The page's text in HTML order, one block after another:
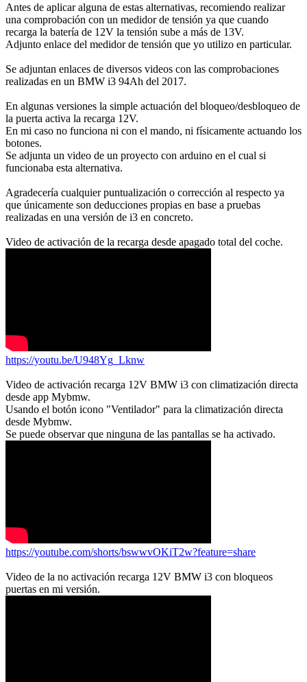
Antes de aplicar alguna de estas alternativas, recomiendo realizar
una comprobación con un medidor de tensión ya que cuando
recarga la batería de 12V la tensión sube a más de 13V.
Adjunto enlace del medidor de tensión que yo utilizo en particular.
Se adjuntan enlaces de diversos videos con las comprobaciones
realizadas en un BMW i3 94Ah del 2017.
En algunas versiones la simple actuación del bloqueo/desbloqueo de
la puerta activa la recarga 12V.
En mi caso no funciona ni con el mando, ni físicamente actuando los
botones.
Se adjunta un video de un proyecto con arduino en el cual si
funcionaba esta alternativa.
Agradecería cualquier puntualización o corrección al respecto ya
que únicamente son deducciones propias en base a pruebas
realizadas en una versión de i3 en concreto.
Video de activación de la recarga desde apagado total del coche.
https://youtu.be/U948Yg_Lknw
Video de activación recarga 12V BMW i3 con climatización directa
desde app Mybmw.
Usando el botón icono "Ventilador" para la climatización directa
desde Mybmw.
Se puede observar que ninguna de las pantallas se ha activado.
https://youtube.com/shorts/bswwvOKiT2w?feature=share
Video de la no activación recarga 12V BMW i3 con bloqueos
puertas en mi versión.